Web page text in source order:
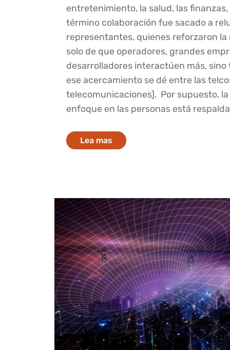
entretenimiento, la salud, las finanzas,
término colaboración fue sacado a
representantes, quienes reforzaron la
solo de que operadores, grandes
desarrolladores interactúen más, sino
ese acercamiento se dé entre las
telecomunicaciones]. Por supuesto,
enfoque en las personas está
Lea mas